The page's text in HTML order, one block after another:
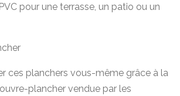
pour une terrasse, un patio ou un
ces planchers vous-même grâce à la
plancher vendue par les